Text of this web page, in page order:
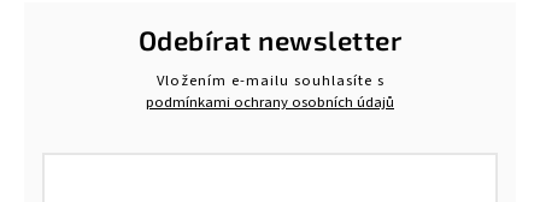
Odebírat newsletter
Vložením e-mailu souhlasíte s
podmínkami ochrany osobních údajů